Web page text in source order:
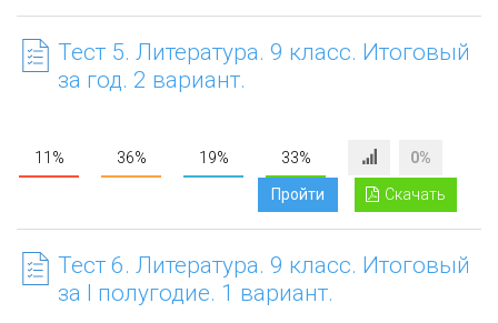
Тест 5. Литература. 9 класс. Итоговый
за год. 2 вариант.
11% 36% 19% 33% 0%
Скачать
Пройти
Тест 6. Литература. 9 класс. Итоговый
за I полугодие. 1 вариант.